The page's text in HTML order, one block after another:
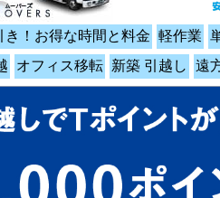
き！お得な時間と料金 軽作業
オフィス移転 新築 引越し 遠